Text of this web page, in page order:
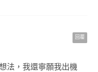
回覆
法，我還寧願我出機